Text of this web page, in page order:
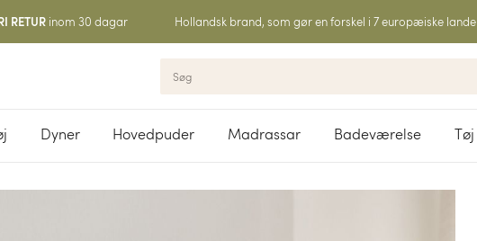
RETUR inom 30 dagar Hollandsk brand, som gør en forskel i 7 europæiske lande
Dyner Hovedpuder Madrassar Badeværelse Tøj